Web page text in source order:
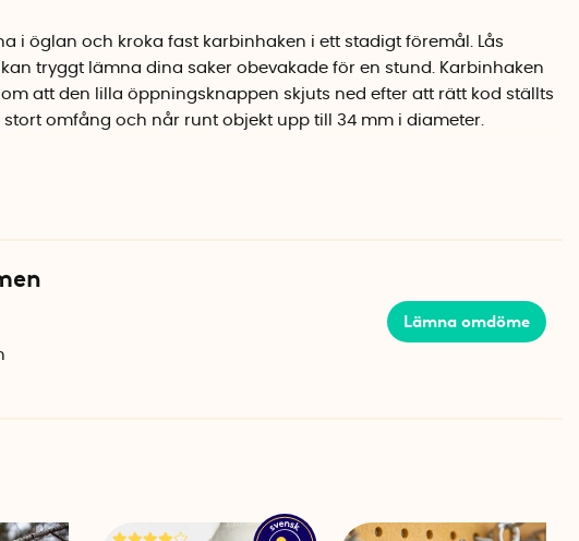
i öglan och kroka fast karbinhaken i ett stadigt föremål. Lås
tryggt lämna dina saker obevakade för en stund. Karbinhaken
att den lilla öppningsknappen skjuts ned efter att rätt kod ställts
stort omfång och når runt objekt upp till 34 mm i diameter.
väger endast 20 gram men klarar vikter upp till 60 kg.
ej användas för klättring.
Lämna omdöme